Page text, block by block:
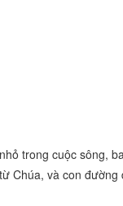
trong cuộc sông,
Chúa, và con